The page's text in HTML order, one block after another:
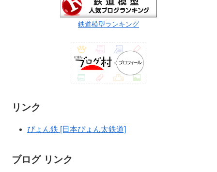
鉄道模型ランキング
リンク
ぴょん鉄 [日本ぴょん太鉄道]
ブログ リンク